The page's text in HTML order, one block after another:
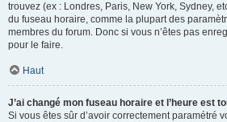
trouvez (ex : Londres, Paris, New York, Sydney,
du fuseau horaire, comme la plupart des
membres du forum. Donc si vous n’êtes pas
pour le faire.
Haut
J’ai changé mon fuseau horaire et l’heure est
Si vous êtes sûr d’avoir correctement paramétré